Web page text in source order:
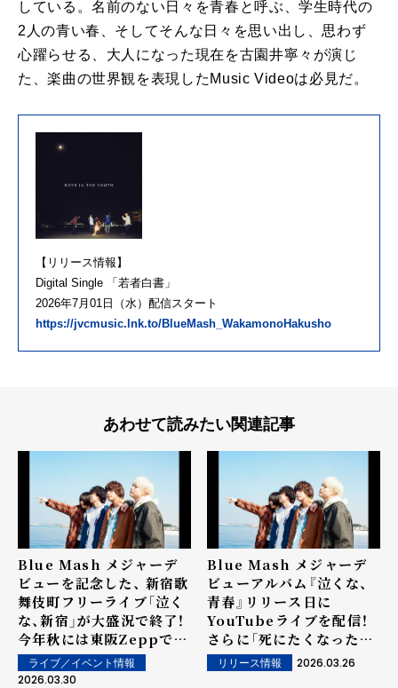
している。名前のない日々を青春と呼ぶ、学生時代の
2人の青い春、そしてそんな日々を思い出し、思わず
心躍らせる、大人になった現在を古園井寧々が演じ
た、楽曲の世界観を表現したMusic Videoは必見だ。
【リリース情報】
Digital Single 「若者白書」
2026年7月01日（水）配信スタート
https://jvcmusic.lnk.to/BlueMash_WakamonoHakusho
あわせて読みたい関連記事
Blue Mash メジャーデ
ビューを記念した、 新宿歌
舞伎町フリーライブ「泣く
な、新宿」が大盛況で終了！
今年秋には東阪Zeppでの
自主企画開催も発表!
ライブ／イベント情報
2026.03.30
Blue Mash メジャーデ
ビューアルバム『泣くな、
青春』リリース日に
YouTubeライブを配信！
さらに「死にたくなったら
会いにきて」Music
Videoのプレミア公開！
リリース情報 2026.03.26